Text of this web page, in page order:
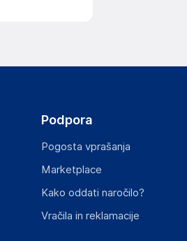
Podpora
Pogosta vprašanja
Marketplace
Kako oddati naročilo?
Vračila in reklamacije